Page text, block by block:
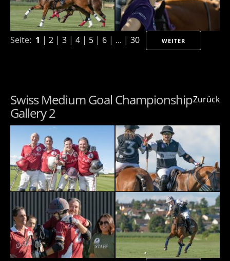
Seite: 1 | 2 | 3 | 4 | 5 | 6 | ... | 30 WEITER
Zurück
Swiss Medium Goal Championship
Gallery 2